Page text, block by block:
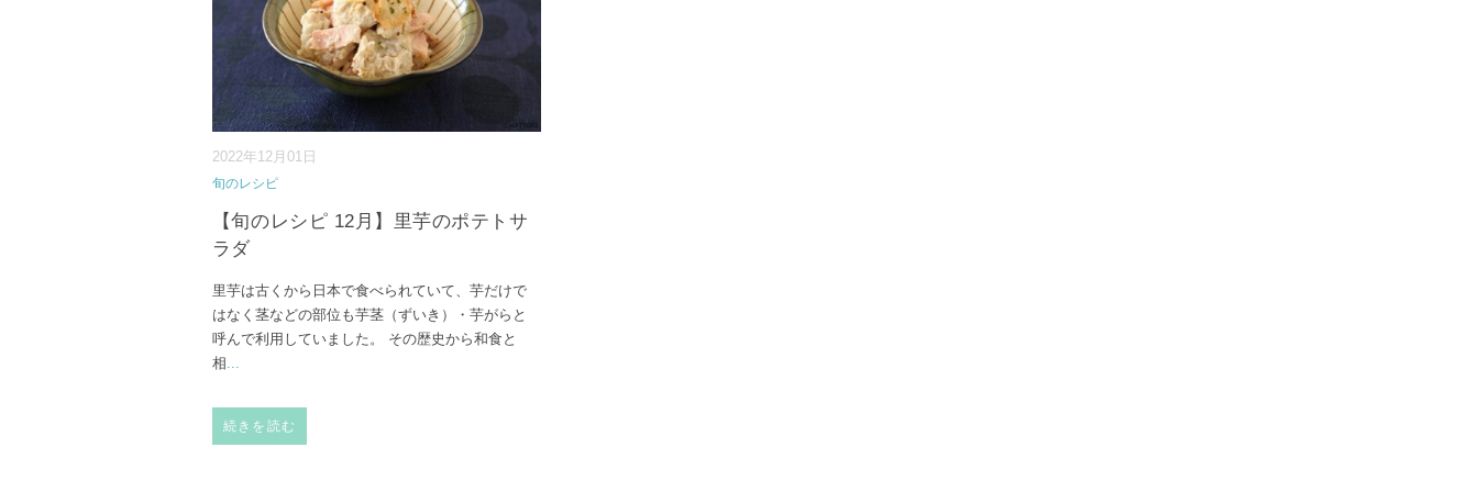
2022年12月01日
旬のレシピ
【旬のレシピ 12月】里芋のポテトサ
ラダ
里芋は古くから日本で食べられていて、芋だけで
はなく茎などの部位も芋茎（ずいき）・芋がらと
呼んで利用していました。 その歴史から和食と
相...
続きを読む